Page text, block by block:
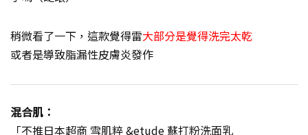
稍微看了一下，這款覺得雷大部分是覺得洗完太乾
或者是導致脂漏性皮膚炎發作
混合肌：
「不推日本超商 雪肌粹 &etude 蘇打粉洗面乳